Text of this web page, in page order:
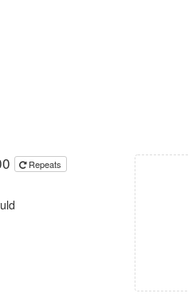
Repeats